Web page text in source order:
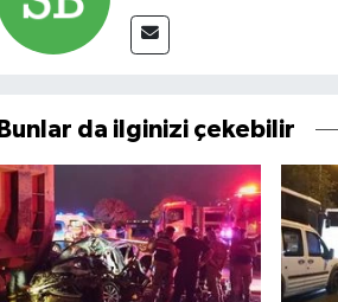
Bunlar da ilginizi çekebilir